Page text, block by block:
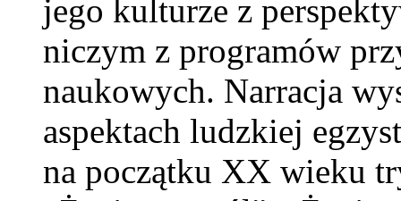
jego kulturze z
niczym z programów
naukowych. Narracja
aspektach ludzkiej
na początku XX wieku